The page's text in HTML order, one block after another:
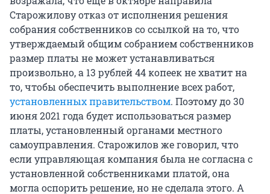
Старожилову отказ от исполнения решения
собрания собственников со ссылкой на то, что
утверждаемый общим собранием собственников
размер платы не может устанавливаться
произвольно, а 13 рублей 44 копеек не хватит на
то, чтобы обеспечить выполнение всех работ,
установленных правительством. Поэтому до 30
июня 2021 года будет использоваться размер
платы, установленный органами местного
самоуправления. Старожилов же говорил, что
если управляющая компания была не согласна с
установленной собственниками платой, она
могла оспорить решение, но не сделала этого. А